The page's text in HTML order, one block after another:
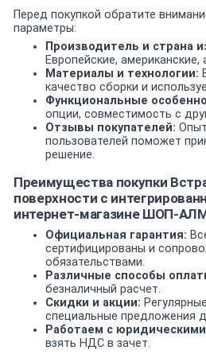
Перед покупкой обратите
параметры:
Производитель и страна
Европейские, американские,
Материалы и технологии:
качество сборки и
Функциональные
опции, совместимость с
Отзывы покупателей:
пользователей поможет
решение.
Преимущества покупки
поверхности с
интернет-магазине ШОП-
Официальная гарантия:
сертифицированы и
обязательствами.
Различные способы
безналичный расчет.
Скидки и акции:
специальные предложения
Работаем с
взять НДС в зачет.